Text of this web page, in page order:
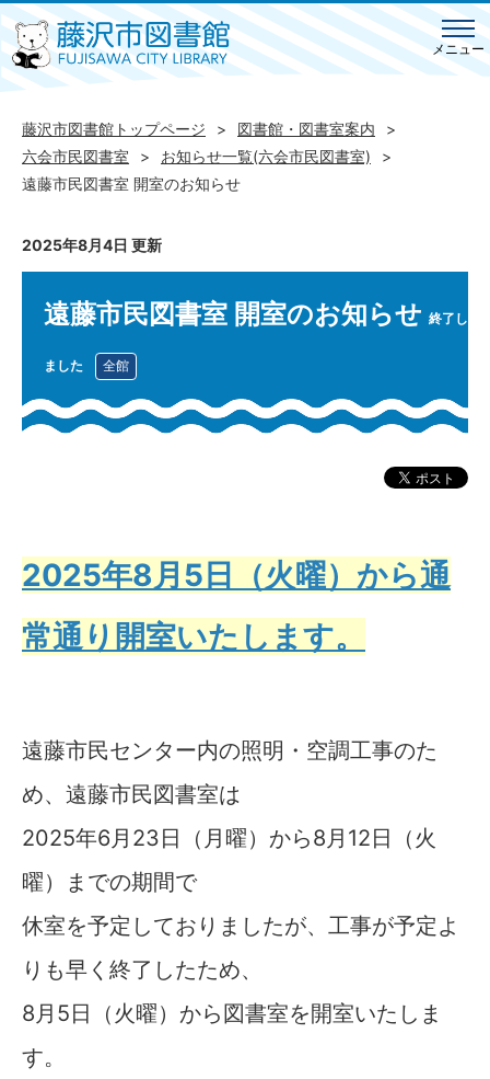
メニュー
藤沢市図書館トップページ
図書館・図書室案内
六会市民図書室
お知らせ一覧(六会市民図書室)
遠藤市民図書室 開室のお知らせ
2025年8月4日 更新
遠藤市民図書室 開室のお知らせ 終了し
ました 全館
2025年8月5日（火曜）から通
常通り開室いたします。
遠藤市民センター内の照明・空調工事のた
め、遠藤市民図書室は
2025年6月23日（月曜）から8月12日（火
曜）までの期間で
休室を予定しておりましたが、工事が予定よ
りも早く終了したため、
8月5日（火曜）から図書室を開室いたしま
す。